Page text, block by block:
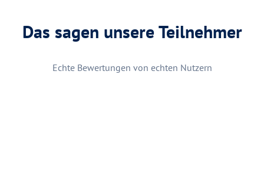
Das sagen unsere Teilnehmer
Echte Bewertungen von echten Nutzern